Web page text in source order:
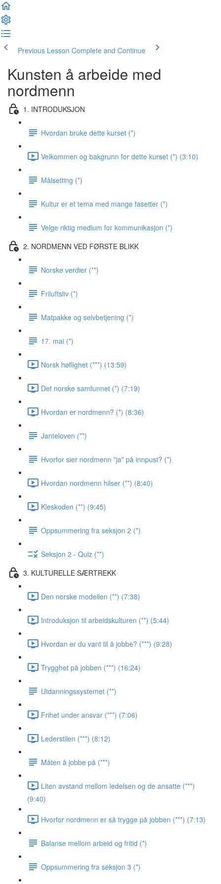
Previous Lesson Complete and Continue
Kunsten å arbeide med
nordmenn
1. INTRODUKSJON
Hvordan bruke dette kurset (*)
Velkommen og bakgrunn for dette kurset (*) (3:10)
Målsetting (*)
Kultur er et tema med mange fasetter (*)
Velge riktig medium for kommunikasjon (*)
2. NORDMENN VED FØRSTE BLIKK
Norske verdier (**)
Friluftsliv (*)
Matpakke og selvbetjening (*)
17. mai (*)
Norsk høflighet (***) (13:59)
Det norske samfunnet (*) (7:19)
Hvordan er nordmenn? (*) (8:36)
Janteloven (**)
Hvorfor sier nordmenn "ja" på innpust? (*)
Hvordan nordmenn hilser (**) (8:40)
Kleskoden (**) (9:45)
Oppsummering fra seksjon 2 (*)
Seksjon 2 - Quiz (**)
3. KULTURELLE SÆRTREKK
Den norske modellen (**) (7:38)
Introduksjon til arbeidskulturen (**) (5:44)
Hvordan er du vant til å jobbe? (***) (9:28)
Trygghet på jobben (***) (16:24)
Utdanningssystemet (**)
Frihet under ansvar (***) (7:06)
Lederstilen (***) (8:12)
Måten å jobbe på (***)
Liten avstand mellom ledelsen og de ansatte (***)
(9:40)
Hvorfor nordmenn er så trygge på jobben (***) (7:13)
Balanse mellom arbeid og fritid (*)
Oppsummering fra seksjon 3 (*)